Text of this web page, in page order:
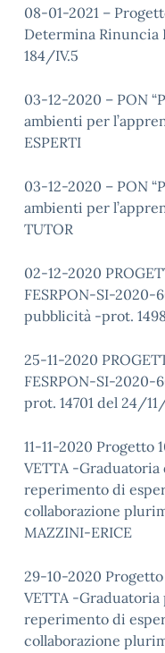
08-01-2021 –
Determina Rinuncia
184/IV.5
03-12-2020 – PON
ambienti per
ESPERTI
03-12-2020 – PON
ambienti per
TUTOR
02-12-2020
FESRPON-SI-
pubblicità -prot.
25-11-2020
FESRPON-SI-
prot. 14701 del 24/
11-11-2020 Progetto
VETTA -
reperimento di
collaborazione
MAZZINI-ERICE
29-10-2020 Progetto
VETTA -
reperimento di
collaborazione